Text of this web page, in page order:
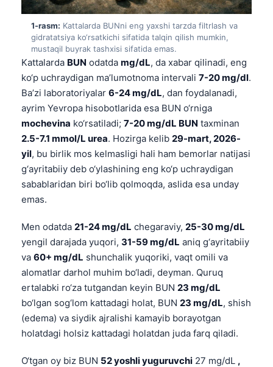
1-rasm: Kattalarda BUNni eng yaxshi tarzda filtrlash va
gidratatsiya ko‘rsatkichi sifatida talqin qilish mumkin,
mustaqil buyrak tashxisi sifatida emas.
Kattalarda BUN odatda mg/dL, da xabar qilinadi, eng
ko‘p uchraydigan ma’lumotnoma intervali 7-20 mg/dl.
Ba’zi laboratoriyalar 6-24 mg/dL, dan foydalanadi,
ayrim Yevropa hisobotlarida esa BUN o‘rniga
mochevina ko‘rsatiladi; 7-20 mg/dL BUN taxminan
2.5-7.1 mmol/L urea. Hozirga kelib 29-mart, 2026-
yil, bu birlik mos kelmasligi hali ham bemorlar natijasi
g‘ayritabiiy deb o‘ylashining eng ko‘p uchraydigan
sabablaridan biri bo‘lib qolmoqda, aslida esa unday
emas.
Men odatda 21-24 mg/dL chegaraviy, 25-30 mg/dL
yengil darajada yuqori, 31-59 mg/dL aniq g‘ayritabiiy
va 60+ mg/dL shunchalik yuqoriki, vaqt omili va
alomatlar darhol muhim bo‘ladi, deyman. Quruq
ertalabki ro‘za tutgandan keyin BUN 23 mg/dL
bo‘lgan sog‘lom kattadagi holat, BUN 23 mg/dL, shish
(edema) va siydik ajralishi kamayib borayotgan
holatdagi holsiz kattadagi holatdan juda farq qiladi.
O‘tgan oy biz BUN 52 yoshli yuguruvchi 27 mg/dL ,